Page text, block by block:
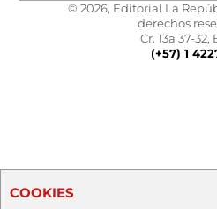
© 2026, Editorial La
derechos
Cr. 13a 37-
(+57) 1
COOKIES